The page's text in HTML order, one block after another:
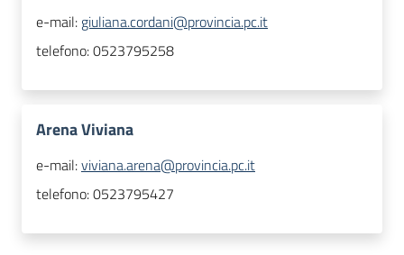
e-mail: giuliana.cordani@provincia.pc.it
telefono:0523795258
Arena Viviana
e-mail:viviana.arena@provincia.pc.it
telefono:0523795427